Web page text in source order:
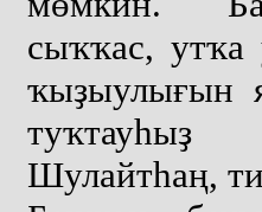
сыҡҡас, утҡа
ҡыҙыулығын
Шулайтһаң,